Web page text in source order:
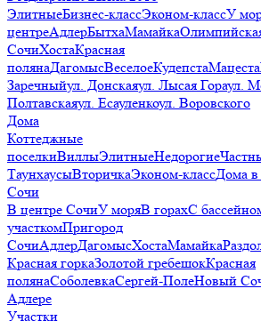
ЭлитныеБизнес-классЭконом-классУ
центреАдлерБытхаМамайка
СочиХостаКрасная
полянаДагомысВеселоеКудепстаМацеста
Заречныйул. Донскаяул. Лысая Гораул.
Полтавскаяул. Есауленкоул. Воровского
Дома
Коттеджные
поселкиВиллыЭлитныеНедорогие
ТаунхаусыВторичкаЭконом-классДома
Сочи
В центре СочиУ моряВ горахС
участкомПригород
СочиАдлерДагомысХостаМамайка
Красная горкаЗолотой гребешокКрасная
полянаСоболевкаСергей-ПолеНовый
Адлере
Участки